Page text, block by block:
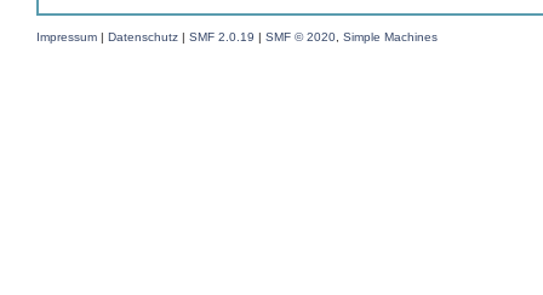
Impressum Datenschutz SMF 2.0.19 SMF © 2020, Simple Machines